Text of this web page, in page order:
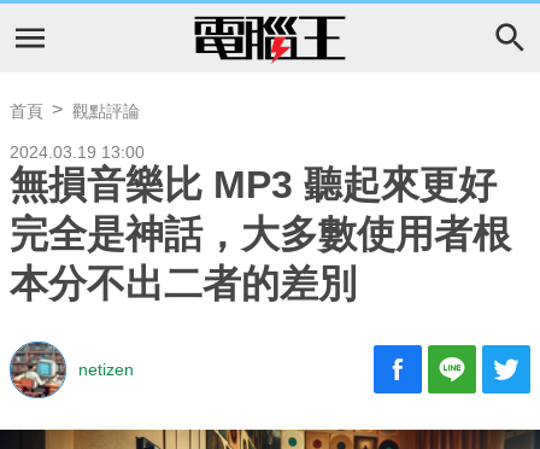
首頁 觀點評論
2024.03.19 13:00
無損音樂比 MP3 聽起來更好
完全是神話，大多數使用者根
本分不出二者的差別
netizen